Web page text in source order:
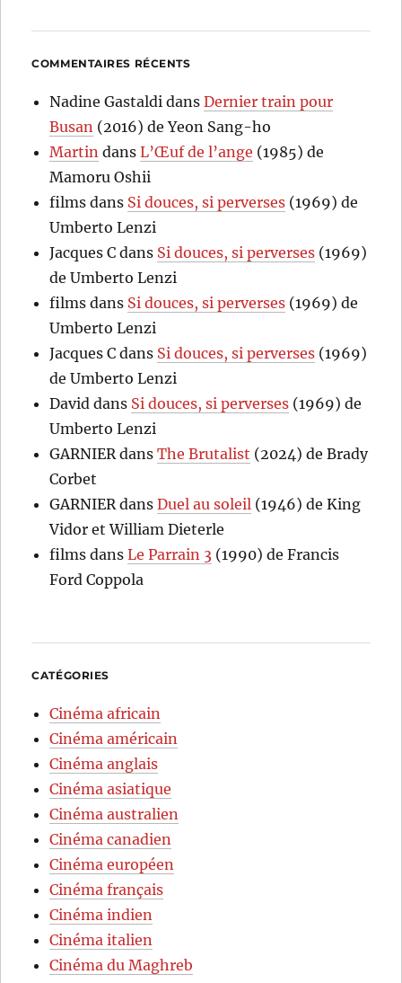
COMMENTAIRES RÉCENTS
Nadine Gastaldi dansDernier train pour
Busan (2016) de Yeon Sang-ho
Martin dansL’Œuf de l’ange (1985) de
Mamoru Oshii
films dans Si douces, si perverses (1969) de
Umberto Lenzi
Jacques C dans Si douces, si perverses (1969)
de Umberto Lenzi
films dans Si douces, si perverses (1969) de
Umberto Lenzi
Jacques C dans Si douces, si perverses (1969)
de Umberto Lenzi
David dans Si douces, si perverses (1969) de
Umberto Lenzi
GARNIER dansThe Brutalist (2024) de Brady
Corbet
GARNIER dansDuel au soleil (1946) de King
Vidor et William Dieterle
films dansLe Parrain 3 (1990) de Francis
Ford Coppola
CATÉGORIES
Cinéma africain
Cinéma américain
Cinéma anglais
Cinéma asiatique
Cinéma australien
Cinéma canadien
Cinéma européen
Cinéma français
Cinéma indien
Cinéma italien
Cinéma du Maghreb